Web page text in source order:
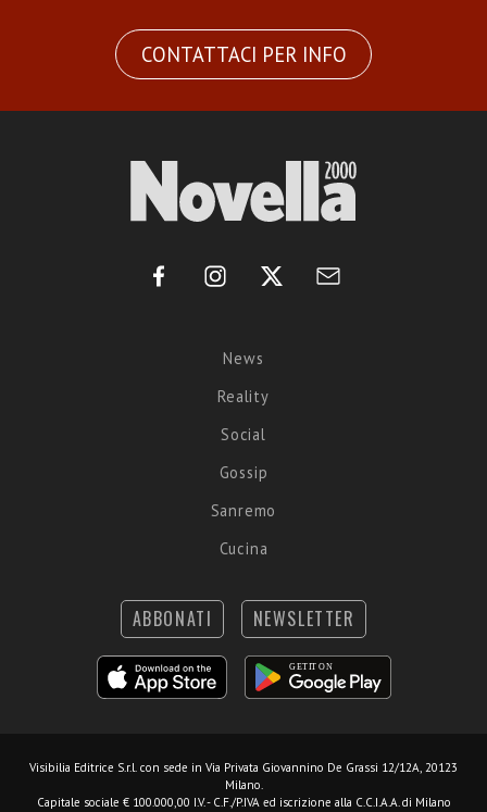
CONTATTACI PER INFO
News
Reality
Social
Gossip
Sanremo
Cucina
ABBONATI NEWSLETTER
Visibilia Editrice S.r.l. con sede in Via Privata Giovannino De Grassi 12/12A, 20123
Milano.
Capitale sociale € 100.000,00 I.V. - C.F./P.IVA ed iscrizione alla C.C.I.A.A. di Milano